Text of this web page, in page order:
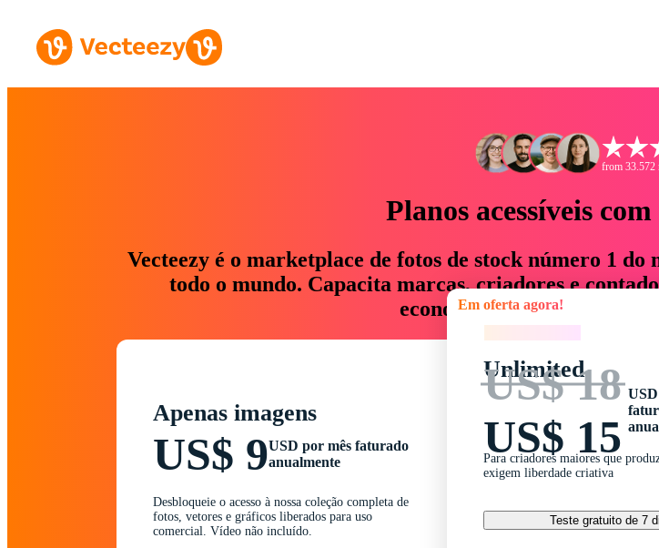
from 33.572
Planos acessíveis
Vecteezy é o marketplace de fotos de stock número 1
todo o mundo. Capacita marcas, criadores e
economizam até 76% em
Apenas imagens
US$ 9USD por mês faturado
anualmente
Desbloqueie o acesso à nossa coleção completa de
fotos, vetores e gráficos liberados para uso
comercial. Vídeo não incluído.
Em oferta agora!
Unlimited
US$ 18
US$ 15
Para criadores maiores que
exigem liberdade criativa
Teste gratuito de 7